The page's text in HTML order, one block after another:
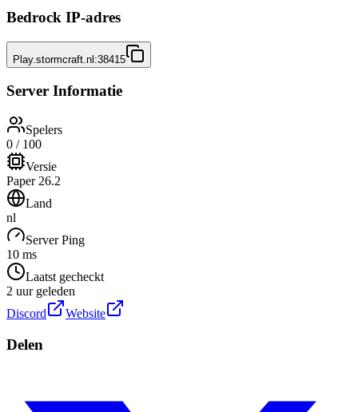
Bedrock IP-adres
Play.stormcraft.nl:38415
Server Informatie
Spelers
0 / 100
Versie
Paper 26.2
Land
nl
Server Ping
10 ms
Laatst gecheckt
2 uur geleden
Discord
Website
Delen